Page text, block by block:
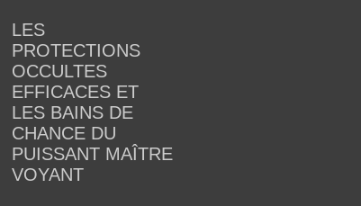
LES
PROTECTIONS
OCCULTES
EFFICACES ET
LES BAINS DE
CHANCE DU
PUISSANT MAÎTRE
VOYANT